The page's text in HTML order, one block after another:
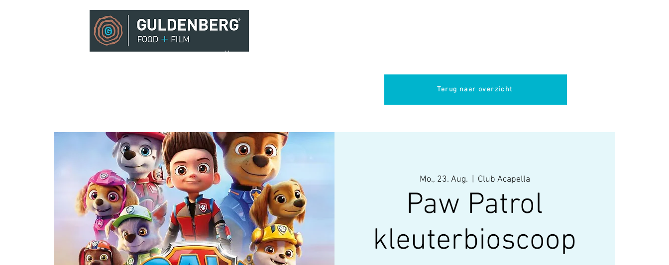
Home
Terug naar overzicht
Mo., 23. Aug.
  |
Club Acapella
Paw Patrol
kleuterbioscoop